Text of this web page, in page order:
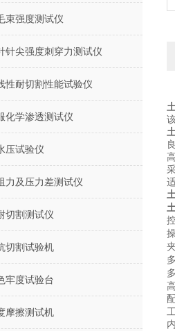
束强度测试仪
针尖强度刺穿力测试仪
性耐切割性能试验仪
化学渗透测试仪
压试验仪
力及压力差测试仪
切割测试仪
切割试验机
牢度试验台
摩擦测试机